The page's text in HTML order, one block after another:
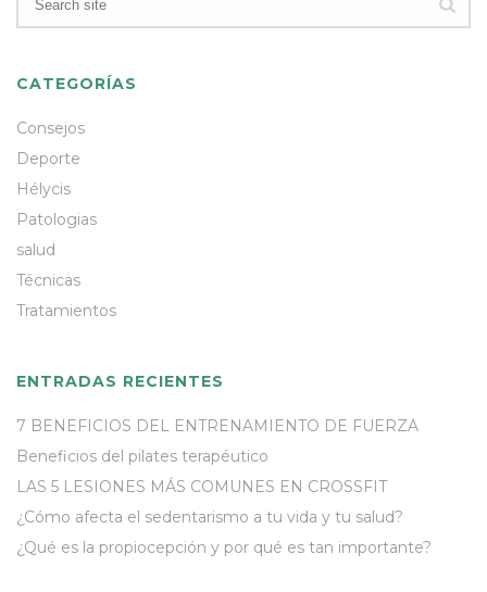
CATEGORÍAS
Consejos
Deporte
Hélycis
Patologias
salud
Técnicas
Tratamientos
ENTRADAS RECIENTES
7 BENEFICIOS DEL ENTRENAMIENTO DE FUERZA
Beneficios del pilates terapéutico
LAS 5 LESIONES MÁS COMUNES EN CROSSFIT
¿Cómo afecta el sedentarismo a tu vida y tu salud?
¿Qué es la propiocepción y por qué es tan importante?